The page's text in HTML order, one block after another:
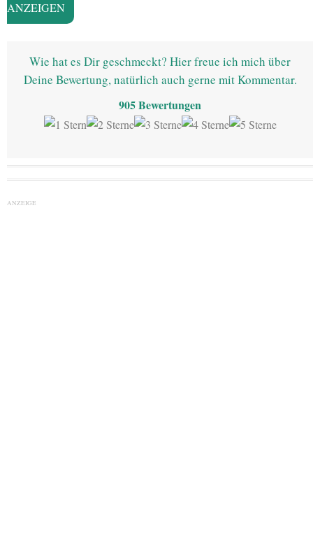
ANZEIGEN
Wie hat es Dir geschmeckt? Hier freue ich mich über
Deine Bewertung, natürlich auch gerne mit Kommentar.
905Bewertungen
ANZEIGE